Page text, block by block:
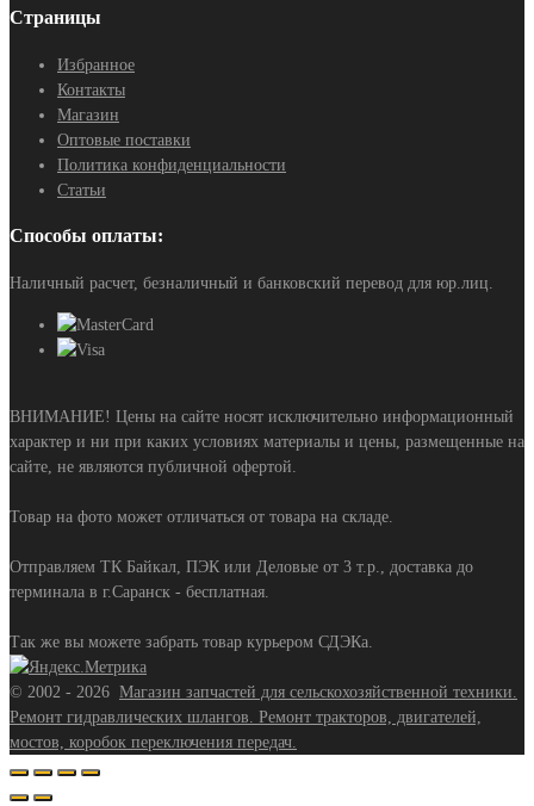
Страницы
Избранное
Контакты
Магазин
Оптовые поставки
Политика конфиденциальности
Статьи
Способы оплаты:
Наличный расчет, безналичный и банковский перевод для юр.лиц.
ВНИМАНИЕ! Цены на сайте носят исключительно информационный
характер и ни при каких условиях материалы и цены, размещенные на
сайте, не являются публичной офертой.
Товар на фото может отличаться от товара на складе.
Отправляем ТК Байкал, ПЭК или Деловые от 3 т.р., доставка до
терминала в г.Саранск - бесплатная.
Так же вы можете забрать товар курьером СДЭКа.
© 2002 - 2026 Магазин запчастей для сельскохозяйственной техники.
Ремонт гидравлических шлангов. Ремонт тракторов, двигателей,
мостов, коробок переключения передач.